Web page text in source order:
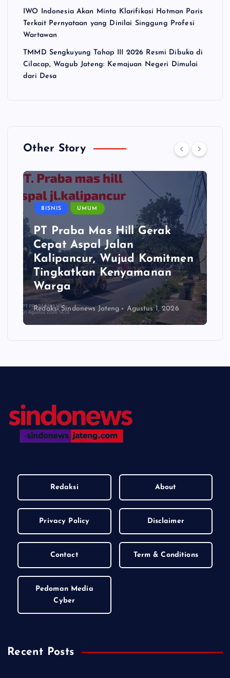
IWO Indonesia Akan Minta Klarifikasi Hotman Paris
Terkait Pernyataan yang Dinilai Singgung Profesi
Wartawan
TMMD Sengkuyung Tahap III 2026 Resmi Dibuka di
Cilacap, Wagub Jateng: Kemajuan Negeri Dimulai
dari Desa
Other Story
BISNIS UMUM
PT Praba Mas Hill Gerak
Cepat Aspal Jalan
Kalipancur, Wujud Komitmen
Tingkatkan Kenyamanan
Warga
Redaksi Sindonews Jateng Agustus 1, 2026
Redaksi About
Privacy Policy Disclaimer
Contact Term & Conditions
Pedoman Media
Cyber
Recent Posts